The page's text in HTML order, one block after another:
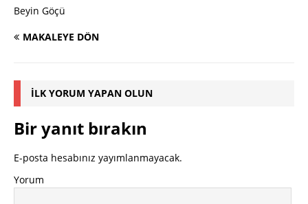
Beyin Göçü
MAKALEYE DÖN
İLK YORUM YAPAN OLUN
Bir yanıt bırakın
E-posta hesabınız yayımlanmayacak.
Yorum